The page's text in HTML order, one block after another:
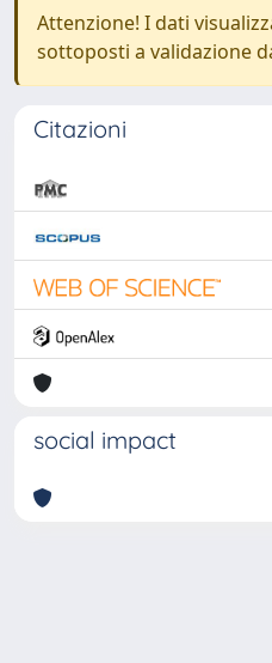
Attenzione! I dati
sottoposti a validazione
Citazioni
social impact